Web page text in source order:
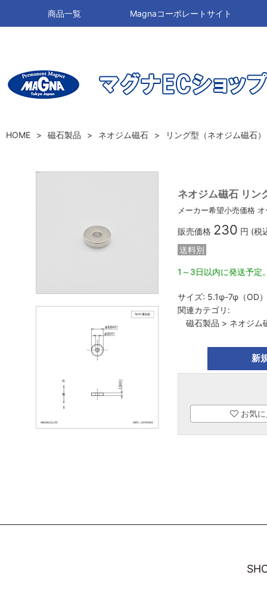
商品一覧 Magnaコーポレートサイト
HOME 磁石製品 ネオジム磁石 リング型（ネオジム磁石）
ネオジム磁石 リ
メーカー希望小売価格
販売価格 230 円 (税
送料別
1～3日以内に発送予定
サイズ: 5.1φ-7φ（OD）
関連カテゴリ:
磁石製品 > ネオジム
新
お気